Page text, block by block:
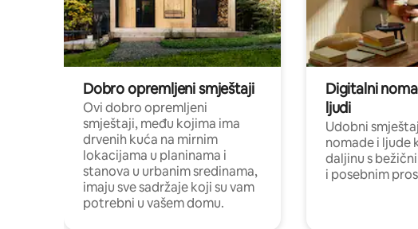
Dobro opremljeni smještaji
Ovi dobro opremljeni
smještaji, među kojima ima
drvenih kuća na mirnim
lokacijama u planinama i
stanova u urbanim sredinama,
imaju sve sadržaje koji su vam
potrebni u vašem domu.
Digitalni
ljudi
Udobni
nomade i ljude
daljinu s
i posebnim